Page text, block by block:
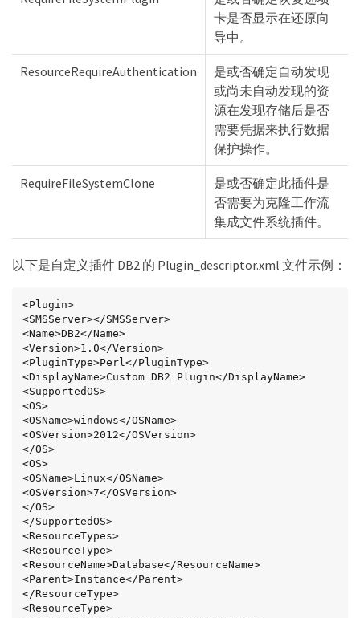
卡是否显示在还原向
导中。
ResourceRequireAuthentication
是或否确定自动发现
或尚未自动发现的资
源在发现存储后是否
需要凭据来执行数据
保护操作。
RequireFileSystemClone
是或否确定此插件是
否需要为克隆工作流
集成文件系统插件。
以下是自定义插件 DB2 的 Plugin_descriptor.xml 文件示例：
<Plugin>
<SMSServer></SMSServer>
<Name>DB2</Name>
<Version>1.0</Version>
<PluginType>Perl</PluginType>
<DisplayName>Custom DB2 Plugin</DisplayName>
<SupportedOS>
<OS>
<OSName>windows</OSName>
<OSVersion>2012</OSVersion>
</OS>
<OS>
<OSName>Linux</OSName>
<OSVersion>7</OSVersion>
</OS>
</SupportedOS>
<ResourceTypes>
<ResourceType>
<ResourceName>Database</ResourceName>
<Parent>Instance</Parent>
</ResourceType>
<ResourceType>